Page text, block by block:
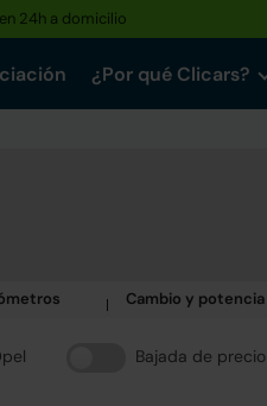
24h a domicilio
¿Por qué Clicars?
Cambio y potencia
Bajada de precio